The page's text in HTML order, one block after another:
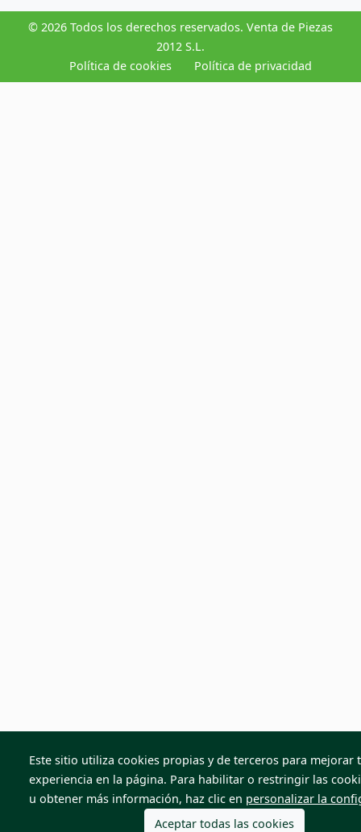
© 2026 Todos los derechos reservados. Venta de Piezas
2012 S.L.
Política de cookies
Política de privacidad
Este sitio utiliza cookies propias y de terceros para mejorar
experiencia en la página. Para habilitar o restringir las
u obtener más información, haz clic en personalizar la
Aceptar todas las cookies